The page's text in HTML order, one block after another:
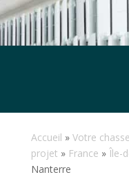
Accueil » Votre
projet » France » Île-
Nanterre